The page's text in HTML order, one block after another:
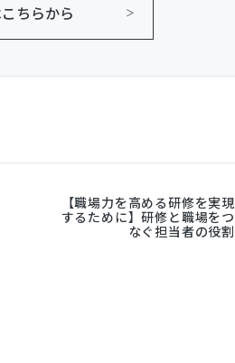
ちらから
【職場力を高める研修を実現
するために】研修と職場をつ
なぐ担当者の役割